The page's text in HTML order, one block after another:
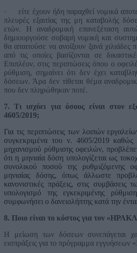
·
είτε έχουν ήδη παραχθεί νομικά
πλευρές εξαιτίας της μη καταβολής
ετών. Η αναδρομική επανεξέταση
δημιουργούσε σοβαρή νομική και
θα απαιτούσε να ανοίξουν ξανά χιλιάδες
από τις οποίες βασίζονται σε
Επιπλέον, στις περιπτώσεις όπου ο
ρύθμιση, σημαίνει ότι δεν έχει
δόσεων. Άρα δεν τίθεται θέμα
που δεν πληρώθηκαν ποτέ.
7. Τι ισχύει για όσους είναι στον
4605/2019;
Για τις περιπτώσεις των λοιπών
συγκεκριμένα του ν. 4605/2019 καθώς
μηχανισμού ρύθμισης οφειλών,
ότι η μηνιαία δόση υπολογίζεται ως
συνολικού ποσού της ρυθμιζόμενης
μηνιαίας δόσης, όπως άλλωστε
κανονιστικές πράξεις, στις συμβάσεις
υπολογισμό της εγκεκριμένης
συμφωνήσει ο δανειολήπτης κατά την
8. Ποιο είναι το κόστος για τον
Η μείωση των δόσεων συνεπάγεται
εισπράξεις για το πρόγραμμα